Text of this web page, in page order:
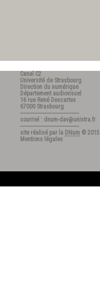
Canal C2
Université de Strasbourg
Direction du numérique
Département audiovisuel
16 rue René Descartes
67000 Strasbourg
---------------------------------------
courriel : dnum-dav@unistra.fr
---------------------------------------
site réalisé par la DNum © 2015
Mentions légales